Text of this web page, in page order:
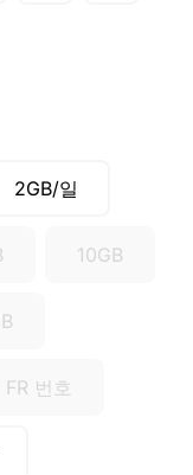
2GB/일
10GB
번호